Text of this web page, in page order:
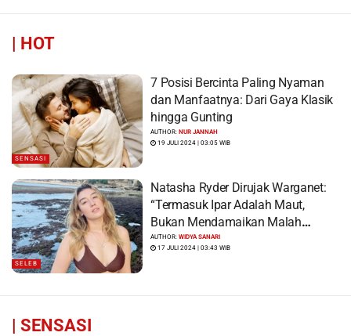
| HOT
SENSASI
7 Posisi Bercinta Paling Nyaman
dan Manfaatnya: Dari Gaya Klasik
hingga Gunting
AUTHOR:NUR JANNAH
19 JULI 2024 | 03:05 WIB
SELEB
Natasha Ryder Dirujak Warganet:
“Termasuk Ipar Adalah Maut,
Bukan Mendamaikan Malah
Menyiram Bensin”
AUTHOR:WIDYA SANARI
17 JULI 2024 | 03:43 WIB
| SENSASI